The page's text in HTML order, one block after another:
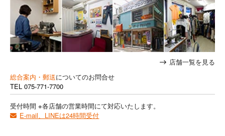
店舗一覧を見る
総合案内・郵送についてのお問合せ
TEL 075-771-7700
受付時間 ※各店舗の営業時間にて対応いたします。
E-mail、LINEは24時間受付